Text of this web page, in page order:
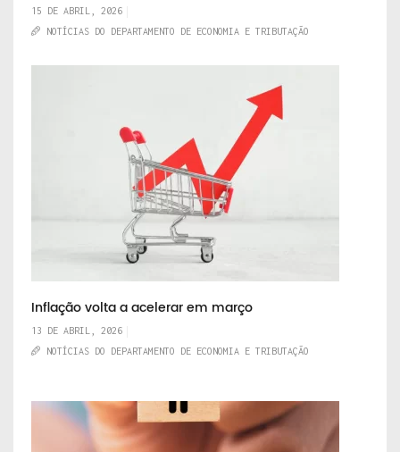
15 DE ABRIL, 2026
NOTÍCIAS DO DEPARTAMENTO DE ECONOMIA E TRIBUTAÇÃO
Inflação volta a acelerar em março
13 DE ABRIL, 2026
NOTÍCIAS DO DEPARTAMENTO DE ECONOMIA E TRIBUTAÇÃO